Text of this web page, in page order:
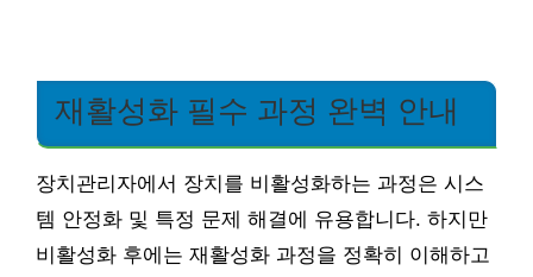
재활성화 필수 과정 완벽 안내
장치관리자에서 장치를 비활성화하는 과정은 시스
템 안정화 및 특정 문제 해결에 유용합니다. 하지만
비활성화 후에는 재활성화 과정을 정확히 이해하고